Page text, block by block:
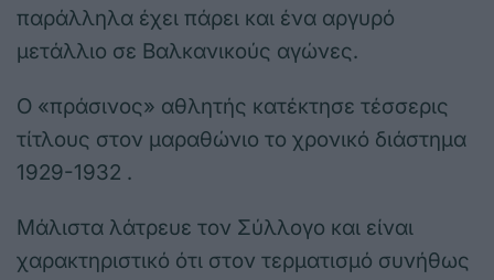
παράλληλα έχει πάρει και ένα αργυρό
μετάλλιο σε Βαλκανικούς αγώνες.
Ο «πράσινος» αθλητής κατέκτησε τέσσερις
τίτλους στον μαραθώνιο το χρονικό διάστημα
1929-1932 .
Μάλιστα λάτρευε τον Σύλλογο και είναι
χαρακτηριστικό ότι στον τερματισμό συνήθως